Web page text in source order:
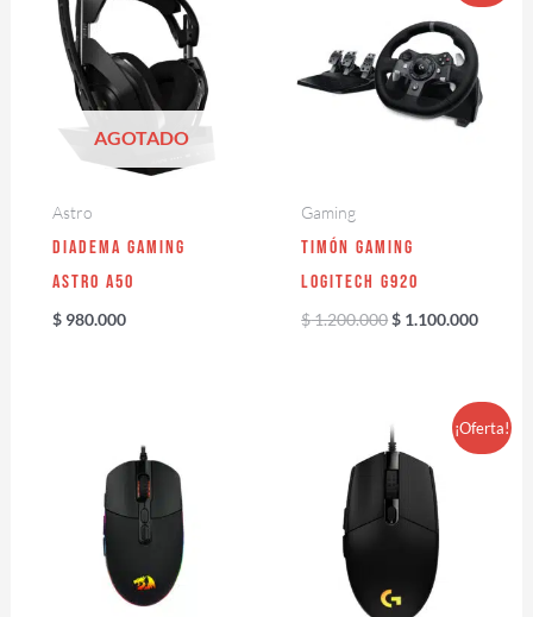
AGOTADO
Astro
Diadema Gaming
Astro A50
$980.000
Gaming
Timón Gaming
Logitech G920
$1.200.000
era:
$ 1.200.000.
$ 1.100.000
actual
$
¡Oferta!